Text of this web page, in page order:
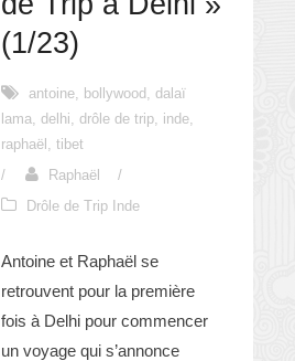
(1/23)
antoine bollywood
dalaï
lama delhi drôle de trip inde
raphaël
tibet
/
Raphaël
/
Drôle de Trip Inde
Antoine et Raphaël se
retrouvent pour la première
fois à Delhi pour commencer
un voyage qui s’annonce